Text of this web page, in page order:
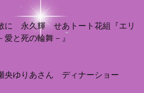
に 永久輝 せあトート花組『エリ
愛と死の輪舞－』
ゆりあさん ディナーショー